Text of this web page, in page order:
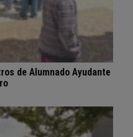
de Alumnado Ayudante